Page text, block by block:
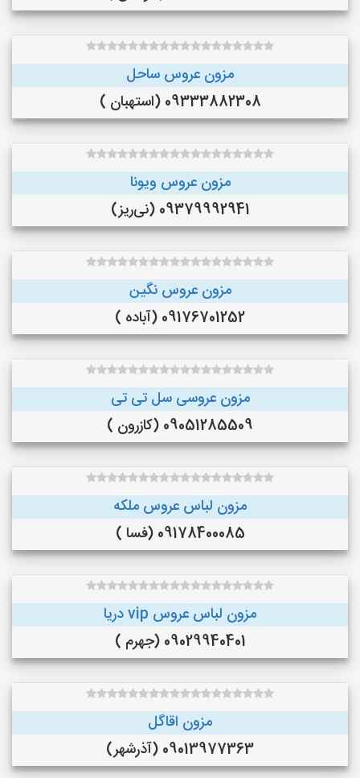
مزون عروس ساحل
09333882308 (استهبان )
مزون عروس ویونا
09379992941 (نی‌ریز)
مزون عروس نگین
09176701252 (آباده )
مزون عروسی سل تی تی
09051285509 (کازرون )
مزون لباس عروس ملکه
09178400085 (فسا )
مزون لباس عروس vip دریا
09029940401 (جهرم )
مزون اقاگل
09013977363 (آذرشهر)